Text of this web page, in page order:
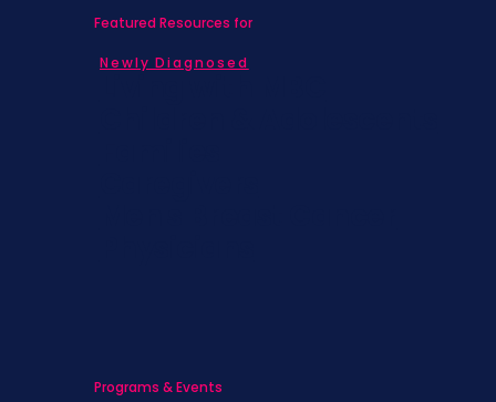
Featured Resources for
Newly Diagnosed
Programs & Events